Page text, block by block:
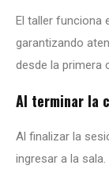
El taller funciona
garantizando
desde la primera
Al terminar la
Al finalizar la
ingresar a la